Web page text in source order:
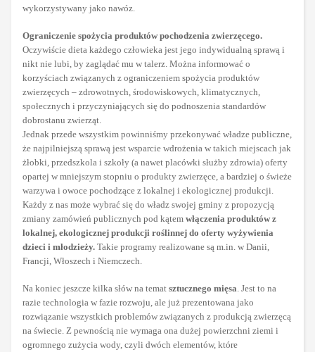
wykorzystywany jako nawóz.
Ograniczenie spożycia produktów pochodzenia zwierzęcego.
Oczywiście dieta każdego człowieka jest jego indywidualną sprawą i
nikt nie lubi, by zaglądać mu w talerz. Można informować o
korzyściach związanych z ograniczeniem spożycia produktów
zwierzęcych – zdrowotnych, środowiskowych, klimatycznych,
społecznych i przyczyniających się do podnoszenia standardów
dobrostanu zwierząt.
Jednak przede wszystkim powinniśmy przekonywać władze publiczne,
że najpilniejszą sprawą jest wsparcie wdrożenia w takich miejscach jak
żłobki, przedszkola i szkoły (a nawet placówki służby zdrowia) oferty
opartej w mniejszym stopniu o produkty zwierzęce, a bardziej o świeże
warzywa i owoce pochodzące z lokalnej i ekologicznej produkcji.
Każdy z nas może wybrać się do władz swojej gminy z propozycją
zmiany zamówień publicznych pod kątem włączenia produktów z
lokalnej, ekologicznej produkcji roślinnej do oferty wyżywienia
dzieci i młodzieży. Takie programy realizowane są m.in. w Danii,
Francji, Włoszech i Niemczech.
Na koniec jeszcze kilka słów na temat sztucznego mięsa . Jest to na
razie technologia w fazie rozwoju, ale już prezentowana jako
rozwiązanie wszystkich problemów związanych z produkcją zwierzęcą
na świecie. Z pewnością nie wymaga ona dużej powierzchni ziemi i
ogromnego zużycia wody, czyli dwóch elementów, które